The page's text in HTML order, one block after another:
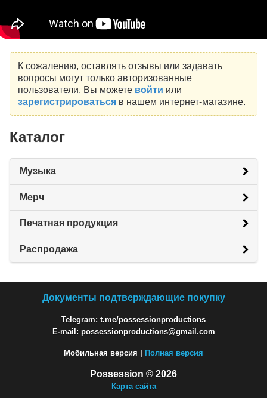
К сожалению, оставлять отзывы или задавать
вопросы могут только авторизованные
пользователи. Вы можете войти или
зарегистрироватьсяв нашем интернет-магазине.
Каталог
Музыка
Мерч
Печатная продукция
Распродажа
Документы подтверждающие покупку
Telegram: t.me/possessionproductions
E-mail: possessionproductions@gmail.com
Мобильная версия | Полная версия
Possession © 2026
Карта сайта